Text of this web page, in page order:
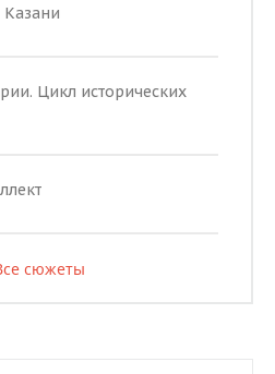
Цикл исторических
сюжеты